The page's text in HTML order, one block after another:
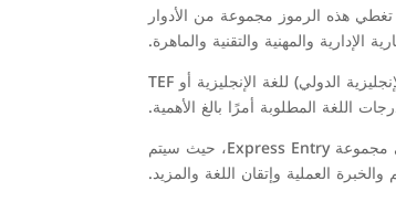
تغطي هذه الرموز مجموعة من الأدوار
الإدارية والمهنية والتقنية والماهرة.
إثبات إتقان اللغة: أظهر كفاءتك في اللغة الإنجليزية أو الفرنسية من خلال إجراء اختبارات اللغة المعترف بها مثل IELTS (نظام اختبار اللغة الإنجليزية الدولي) للغة الإنجليزية أو TEF
اللغة المطلوبة أمرًا بالغ الأهمية.
إنشاء ملف تعريف Express Entry: أنشئ ملف تعريف Express Entry وأظهر اهتمامك بفئة الخبرة الكندية. سيضعك هذا الملف الشخصي في مجموعة Express Entry، حيث سيتم
العملية وإتقان اللغة والمزيد.